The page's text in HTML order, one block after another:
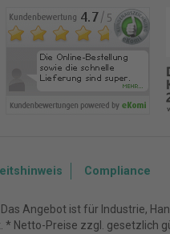
Compliance
Angebot ist für Industrie,
Netto-Preise zzgl. gesetzlich